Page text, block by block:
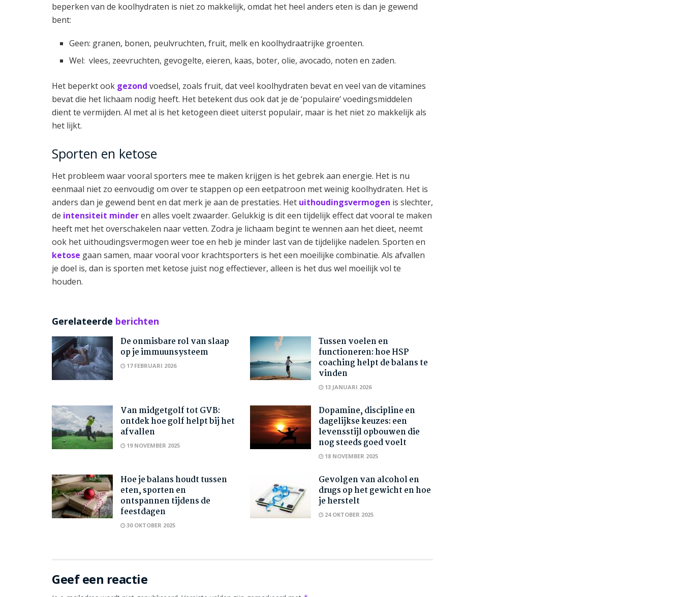
beperken van de koolhydraten is niet zo makkelijk, omdat het heel anders eten is dan je gewend
bent:
Geen: granen, bonen, peulvruchten, fruit, melk en koolhydraatrijke groenten.
Wel: vlees, zeevruchten, gevogelte, eieren, kaas, boter, olie, avocado, noten en zaden.
Het beperkt ook gezond voedsel, zoals fruit, dat veel koolhydraten bevat en veel van de vitamines
bevat die het lichaam nodig heeft. Het betekent dus ook dat je de ‘populaire‘ voedingsmiddelen
dient te vermijden. Al met al is het ketogeen dieet uiterst populair, maar is het niet zo makkelijk als
het lijkt.
Sporten en ketose
Het probleem waar vooral sporters mee te maken krijgen is het gebrek aan energie. Het is nu
eenmaal niet zo eenvoudig om over te stappen op een eetpatroon met weinig koolhydraten. Het is
anders dan je gewend bent en dat merk je aan de prestaties. Het uithoudingsvermogen is slechter,
de intensiteit minderen alles voelt zwaarder. Gelukkig is dit een tijdelijk effect dat vooral te maken
heeft met het overschakelen naar vetten. Zodra je lichaam begint te wennen aan het dieet, neemt
ook het uithoudingsvermogen weer toe en heb je minder last van de tijdelijke nadelen. Sporten en
ketose gaan samen, maar vooral voor krachtsporters is het een moeilijke combinatie. Als afvallen
je doel is, dan is sporten met ketose juist nog effectiever, alleen is het dus wel moeilijk vol te
houden.
Gerelateerde berichten
De onmisbare rol van slaap
op je immuunsysteem
17 FEBRUARI 2026
Tussen voelen en
functioneren: hoe HSP
coaching helpt de balans te
vinden
13 JANUARI 2026
Van midgetgolf tot GVB:
ontdek hoe golf helpt bij het
afvallen
19 NOVEMBER 2025
Dopamine, discipline en
dagelijkse keuzes: een
levensstijl opbouwen die
nog steeds goed voelt
18 NOVEMBER 2025
Hoe je balans houdt tussen
eten, sporten en
ontspannen tijdens de
feestdagen
30 OKTOBER 2025
Gevolgen van alcohol en
drugs op het gewicht en hoe
je herstelt
24 OKTOBER 2025
Geef een reactie